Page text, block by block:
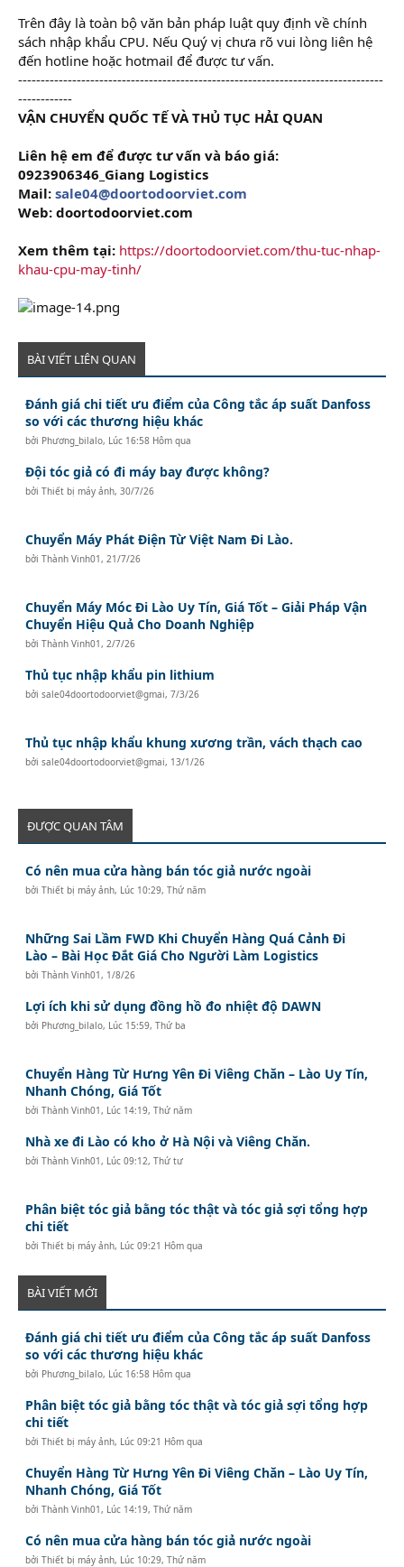
Trên đây là toàn bộ văn bản pháp luật quy định về chính
sách nhập khẩu CPU. Nếu Quý vị chưa rõ vui lòng liên hệ
đến hotline hoặc hotmail để được tư vấn.
---------------------------------------------------------------------------------
------------
VẬN CHUYỂN QUỐC TẾ VÀ THỦ TỤC HẢI QUAN
Liên hệ em để được tư vấn và báo giá:
0923906346_Giang Logistics
Mail: sale04@doortodoorviet.com
Web: doortodoorviet.com
Xem thêm tại: https://doortodoorviet.com/thu-tuc-nhap-
khau-cpu-may-tinh/
BÀI VIẾT LIÊN QUAN
Đánh giá chi tiết ưu điểm của Công tắc áp suất Danfoss
so với các thương hiệu khác
bởi Phương_bilalo, Lúc 16:58 Hôm qua
Đội tóc giả có đi máy bay được không?
bởiThiết bị máy ảnh,30/7/26
Chuyển Máy Phát Điện Từ Việt Nam Đi Lào.
bởiThành Vinh01 , 21/7/26
Chuyển Máy Móc Đi Lào Uy Tín, Giá Tốt – Giải Pháp Vận
Chuyển Hiệu Quả Cho Doanh Nghiệp
bởiThành Vinh01 , 2/7/26
Thủ tục nhập khẩu pin lithium
bởisale04doortodoorviet@gmai,7/3/26
Thủ tục nhập khẩu khung xương trần, vách thạch cao
bởisale04doortodoorviet@gmai, 13/1/26
ĐƯỢC QUAN TÂM
Có nên mua cửa hàng bán tóc giả nước ngoài
bởiThiết bị máy ảnh, Lúc 10:29, Thứ năm
Những Sai Lầm FWD Khi Chuyển Hàng Quá Cảnh Đi
Lào – Bài Học Đắt Giá Cho Người Làm Logistics
bởiThành Vinh01 , 1/8/26
Lợi ích khi sử dụng đồng hồ đo nhiệt độ DAWN
bởi Phương_bilalo, Lúc 15:59, Thứ ba
Chuyển Hàng Từ Hưng Yên Đi Viêng Chăn – Lào Uy Tín,
Nhanh Chóng, Giá Tốt
bởiThành Vinh01 , Lúc 14:19, Thứ năm
Nhà xe đi Lào có kho ở Hà Nội và Viêng Chăn.
bởiThành Vinh01 , Lúc 09:12, Thứ tư
Phân biệt tóc giả bằng tóc thật và tóc giả sợi tổng hợp
chi tiết
bởiThiết bị máy ảnh, Lúc 09:21 Hôm qua
BÀI VIẾT MỚI
Đánh giá chi tiết ưu điểm của Công tắc áp suất Danfoss
so với các thương hiệu khác
bởi Phương_bilalo, Lúc 16:58 Hôm qua
Phân biệt tóc giả bằng tóc thật và tóc giả sợi tổng hợp
chi tiết
bởiThiết bị máy ảnh, Lúc 09:21 Hôm qua
Chuyển Hàng Từ Hưng Yên Đi Viêng Chăn – Lào Uy Tín,
Nhanh Chóng, Giá Tốt
bởiThành Vinh01 , Lúc 14:19, Thứ năm
Có nên mua cửa hàng bán tóc giả nước ngoài
bởiThiết bị máy ảnh, Lúc 10:29, Thứ năm